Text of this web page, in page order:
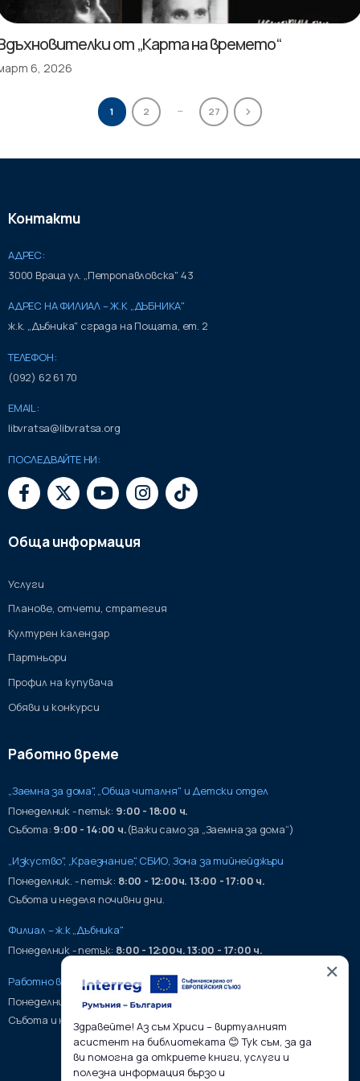
от „Карта на времето“
6, 2026
1 2 … 27
Контакти
АДРЕС:
3000 Враца ул. „Петропавловска" 43
АДРЕС НА ФИЛИАЛ – Ж.К „ДЪБНИКА"
ж.к. „Дъбника" сграда на Пощата, ет. 2
ТЕЛЕФОН:
(092) 62 61 70
EMAIL:
libvratsa@libvratsa.org
ПОСЛЕДВАЙТЕ НИ:
Обща информация
Услуги
Планове, отчети, стратегия
Културен календар
Партньори
Профил на купувача
Обяви и конкурси
Работно време
„Заемна за дома", „Обща читалня" и Детски отдел
Понеделник - петък: 9:00 - 18:00 ч.
Събота: 9:00 - 14:00 ч.(Важи само за „Заемна за дома“)
„Изкуство", „Краезнание", СБИО, Зона за тийнейджъри
Понеделник. - петък: 8:00 - 12:00ч. 13:00 - 17:00 ч.
Събота и неделя почивни дни.
Филиал – ж.к „Дъбника"
Понеделник - петък: 8:00 - 12:00ч. 13:00 - 17:00 ч.
Работно време на хранилища:
Понеделник - петък:9:00 - 17:00ч.
Събота и неделя почивни дни.
✕
Здравейте! Аз съм Хриси – виртуалният
асистент на библиотеката 😊 Тук съм, за да
ви помогна да откриете книги, услуги и
полезна информация бързо и